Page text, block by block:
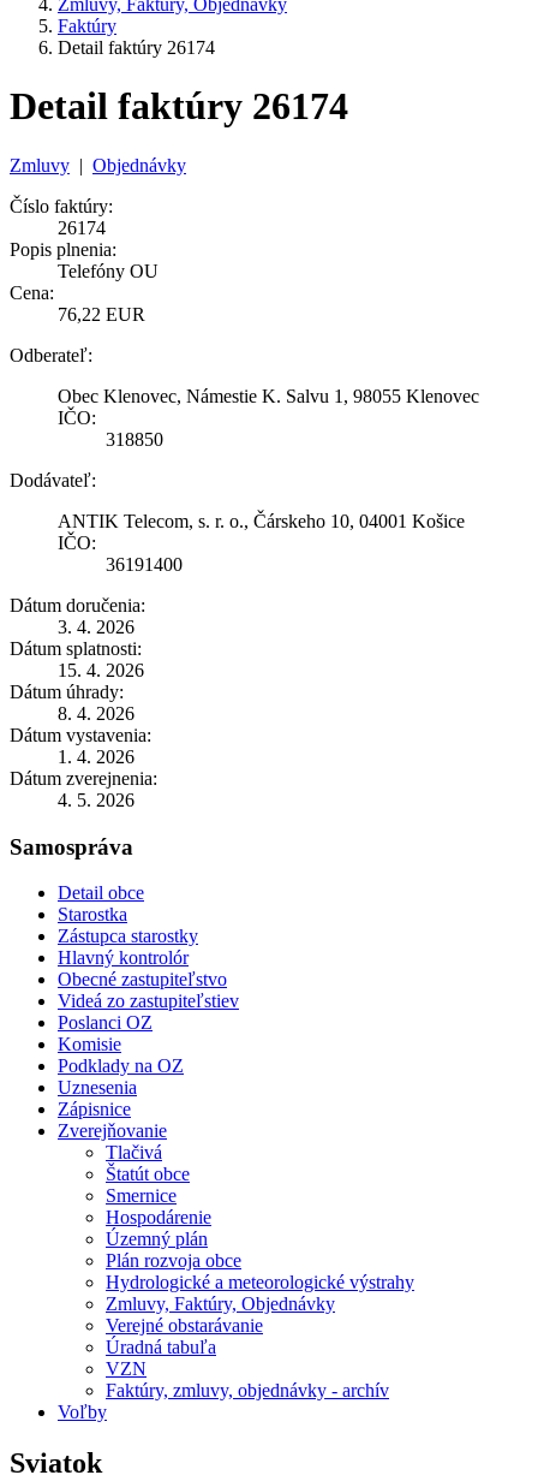
Zmluvy, Faktúry, Objednávky
Faktúry
Detail faktúry 26174
Detail faktúry 26174
Zmluvy | Objednávky
Číslo faktúry:
26174
Popis plnenia:
Telefóny OU
Cena:
76,22 EUR
Odberateľ:
Obec Klenovec, Námestie K. Salvu 1, 98055 Klenovec
IČO:
318850
Dodávateľ:
ANTIK Telecom, s. r. o., Čárskeho 10, 04001 Košice
IČO:
36191400
Dátum doručenia:
3. 4. 2026
Dátum splatnosti:
15. 4. 2026
Dátum úhrady:
8. 4. 2026
Dátum vystavenia:
1. 4. 2026
Dátum zverejnenia:
4. 5. 2026
Samospráva
Detail obce
Starostka
Zástupca starostky
Hlavný kontrolór
Obecné zastupiteľstvo
Videá zo zastupiteľstiev
Poslanci OZ
Komisie
Podklady na OZ
Uznesenia
Zápisnice
Zverejňovanie
Tlačivá
Štatút obce
Smernice
Hospodárenie
Územný plán
Plán rozvoja obce
Hydrologické a meteorologické výstrahy
Zmluvy, Faktúry, Objednávky
Verejné obstarávanie
Úradná tabuľa
VZN
Faktúry, zmluvy, objednávky - archív
Voľby
Sviatok